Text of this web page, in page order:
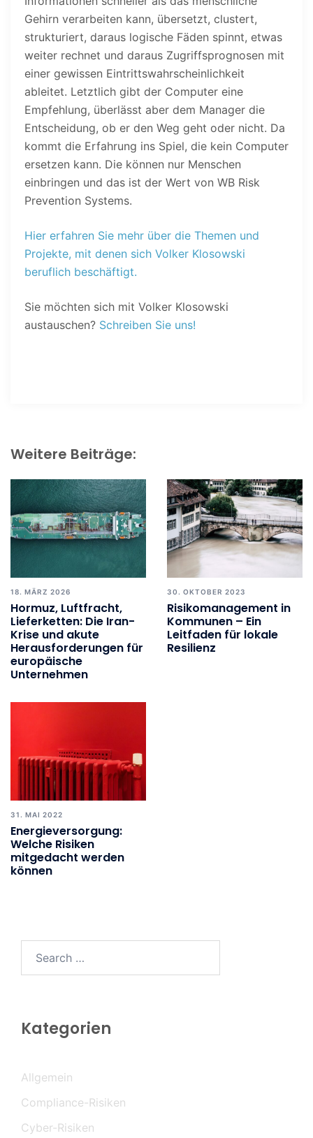
Gehirn verarbeiten kann, übersetzt, clustert,
strukturiert, daraus logische Fäden spinnt, etwas
weiter rechnet und daraus Zugriffsprognosen mit
einer gewissen Eintrittswahrscheinlichkeit
ableitet. Letztlich gibt der Computer eine
Empfehlung, überlässt aber dem Manager die
Entscheidung, ob er den Weg geht oder nicht. Da
kommt die Erfahrung ins Spiel, die kein Computer
ersetzen kann. Die können nur Menschen
einbringen und das ist der Wert von WB Risk
Prevention Systems.
Hier erfahren Sie mehr über die Themen und
Projekte, mit denen sich Volker Klosowski
beruflich beschäftigt.
Sie möchten sich mit Volker Klosowski
austauschen? Schreiben Sie uns!
Weitere Beiträge:
18. MÄRZ 2026
Hormuz, Luftfracht,
Lieferketten: Die Iran-
Krise und akute
Herausforderungen für
europäische
Unternehmen
30. OKTOBER 2023
Risikomanagement in
Kommunen – Ein
Leitfaden für lokale
Resilienz
31. MAI 2022
Energieversorgung:
Welche Risiken
mitgedacht werden
können
Kategorien
Allgemein
Compliance-Risiken
Cyber-Risiken